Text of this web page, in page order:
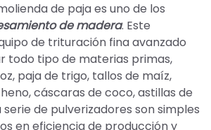
de paja es uno de los
de madera. Este
de trituración fina avanzado
todo tipo de materias primas,
paja de trigo, tallos de maíz,
cáscaras de coco, astillas de
de pulverizadores son simples
en eficiencia de producción y